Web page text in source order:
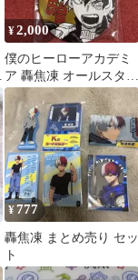
¥2,000
僕のヒーローアカデミ
ア 轟焦凍 オールスター
缶バッジBIG
¥777
轟焦凍 まとめ売り セッ
ト